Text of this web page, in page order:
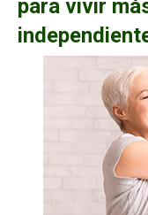
para vivir